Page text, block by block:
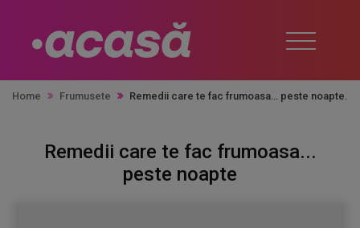
Home Frumusete Remedii care te fac frumoasa... peste noapte
Remedii care te fac frumoasa...
peste noapte